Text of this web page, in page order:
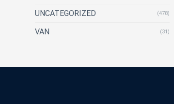
UNCATEGORIZED (478)
VAN (31)